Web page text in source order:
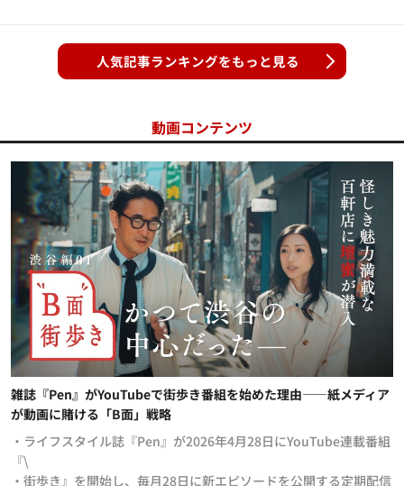
人気記事ランキングをもっと見る
動画コンテンツ
雑誌『Pen』がYouTubeで街歩き番組を始めた理由——紙メディア
が動画に賭ける「B面」戦略
・ライフスタイル誌『Pen』が2026年4月28日にYouTube連載番組
『\
・街歩き』を開始し、毎月28日に新エピソードを公開する定期配信